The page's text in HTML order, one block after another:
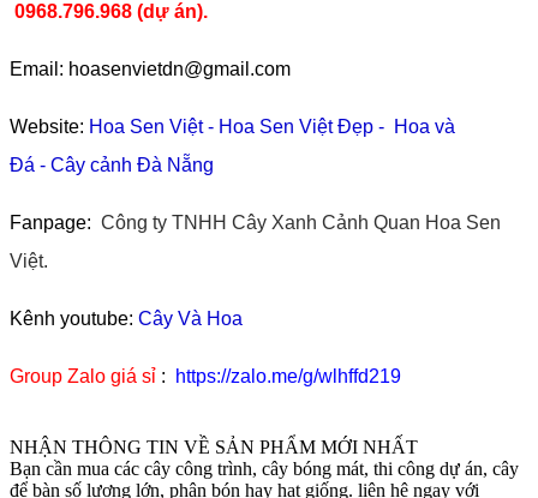
0968.796.968 (dự án).
Email: hoasenvietdn@gmail.com
Website: Hoa Sen Việt- Hoa Sen Việt Đẹp - Hoa và
Đá - Cây cảnh Đà Nẵng
Fanpage: Công ty TNHH Cây Xanh Cảnh Quan Hoa Sen
Việt.
Kênh youtube: Cây Và Hoa
Group Zalo giá sỉ : https://zalo.me/g/wlhffd219
NHẬN THÔNG TIN VỀ SẢN PHẨM MỚI NHẤT
Bạn cần mua các cây công trình, cây bóng mát, thi công dự án, cây
để bàn số lượng lớn, phân bón hay hạt giống. liên hệ ngay với